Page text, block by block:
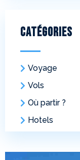
Catégories
Voyage
Vols
Où partir ?
Hotels